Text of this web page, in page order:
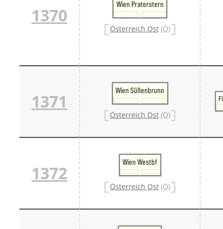
1370
Wien Praterstern
Österreich Ost (Ö)
1371
Wien Süßenbrunn
Österreich Ost (Ö)
1372
Wien Westbf
Österreich Ost (Ö)